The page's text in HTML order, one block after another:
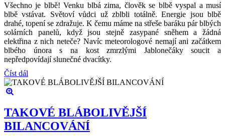
Všechno je blbě! Venku blbá zima, člověk se blbě vyspal a musí
blbě vstávat. Světoví vůdci už zblbli totálně. Energie jsou blbě
drahé, topení se zdražuje. K čemu máme na střeše baráku pár blbých
solárních panelů, když jsou stejně zasypané sněhem a žádná
elektřina z nich neteče? Navíc meteorologové nemají ani začátkem
blbého února s na kost zmrzlými Jablonečáky soucit a
nepředpovídají slunečné dvacítky.
Číst dál
TAKOVÉ BLÁBOLIVĚJŠÍ
BILANCOVÁNÍ